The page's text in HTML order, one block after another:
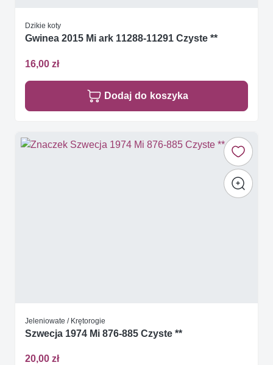
Dzikie koty
Gwinea 2015 Mi ark 11288-11291 Czyste **
16,00 zł
Dodaj do koszyka
Jeleniowate / Krętorogie
Szwecja 1974 Mi 876-885 Czyste **
20,00 zł